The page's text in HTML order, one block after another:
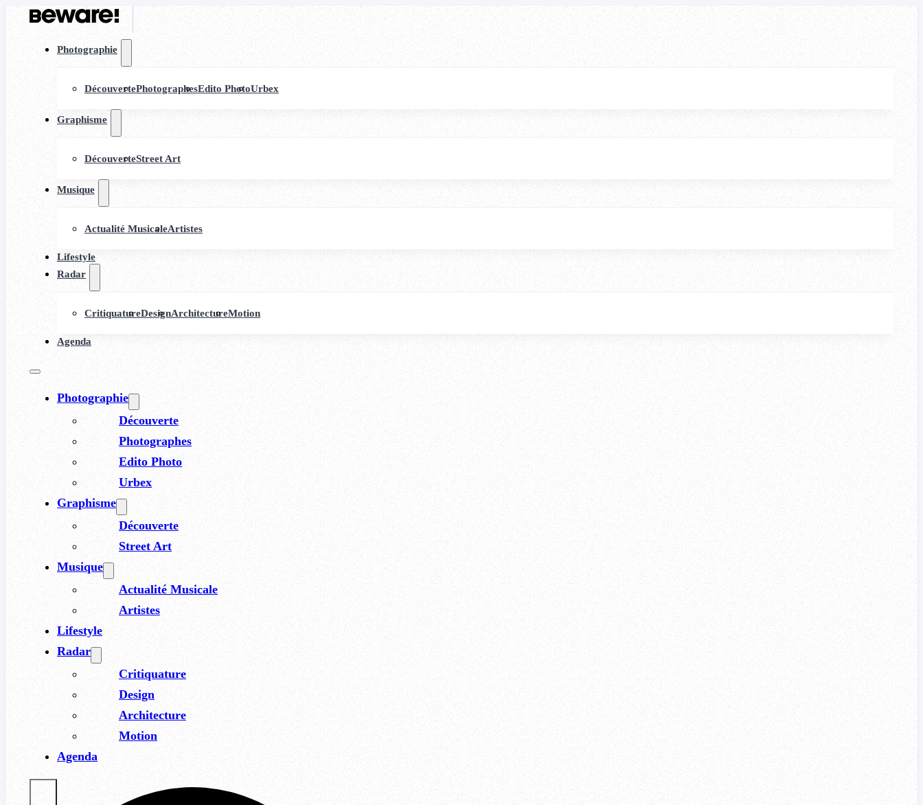
Photographie
DécouvertePhotographesEdito PhotoUrbex
Graphisme
DécouverteStreet Art
Musique
Actualité MusicaleArtistes
Lifestyle
Radar
CritiquatureDesignArchitectureMotion
Agenda
Photographie
Découverte
Photographes
Edito Photo
Urbex
Graphisme
Découverte
Street Art
Musique
Actualité Musicale
Artistes
Lifestyle
Radar
Critiquature
Design
Architecture
Motion
Agenda